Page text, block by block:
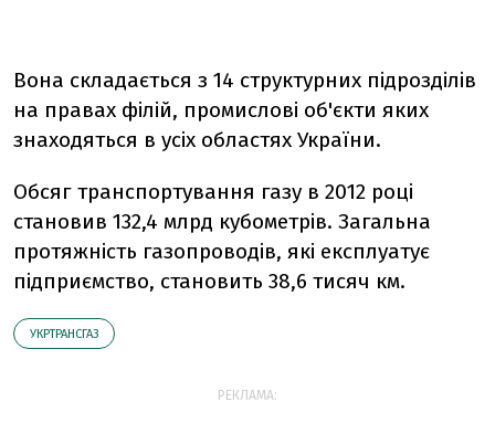
Вона складається з 14 структурних підрозділів
на правах філій, промислові об'єкти яких
знаходяться в усіх областях України.
Обсяг транспортування газу в 2012 році
становив 132,4 млрд кубометрів. Загальна
протяжність газопроводів, які експлуатує
підприємство, становить 38,6 тисяч км.
УКРТРАНСГАЗ
РЕКЛАМА: